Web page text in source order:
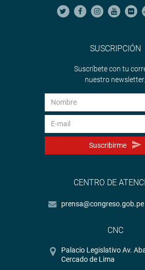
SUSCRIPCIÓN
Suscríbete con tu
nuestro newsletter.
Suscribirme
CENTRO DE
prensa@congreso.gob.pe
CNC
Palacio Legislativo Av.
Cercado de Lima